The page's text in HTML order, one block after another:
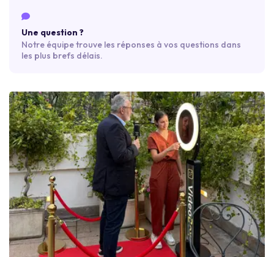
Une question ?
Notre équipe trouve les réponses à vos questions dans
les plus brefs délais.